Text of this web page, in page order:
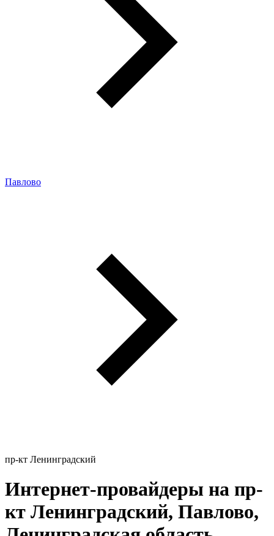
Павлово
пр-кт Ленинградский
Интернет-провайдеры на пр-
кт Ленинградский, Павлово,